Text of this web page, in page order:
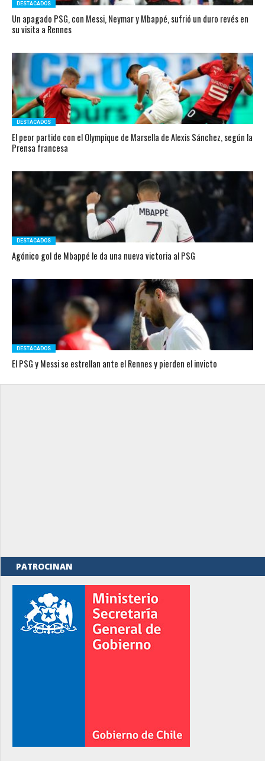
DESTACADOS
Un apagado PSG, con Messi, Neymar y Mbappé, sufrió un duro revés en
su visita a Rennes
DESTACADOS
El peor partido con el Olympique de Marsella de Alexis Sánchez, según la
Prensa francesa
DESTACADOS
Agónico gol de Mbappé le da una nueva victoria al PSG
DESTACADOS
El PSG y Messi se estrellan ante el Rennes y pierden el invicto
PATROCINAN